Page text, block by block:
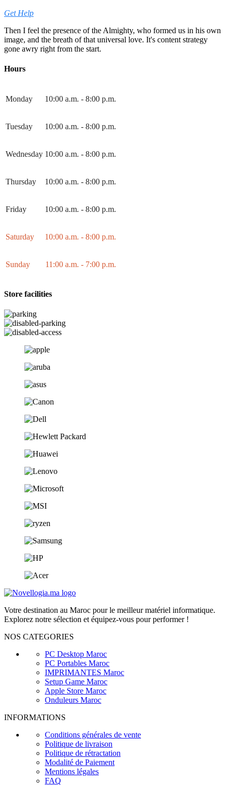
Get Help
Then I feel the presence of the Almighty, who formed us in his own
image, and the breath of that universal love. It's content strategy
gone awry right from the start.
Hours
Monday 10:00 a.m. - 8:00 p.m.
Tuesday 10:00 a.m. - 8:00 p.m.
Wednesday 10:00 a.m. - 8:00 p.m.
Thursday 10:00 a.m. - 8:00 p.m.
Friday 10:00 a.m. - 8:00 p.m.
Saturday 10:00 a.m. - 8:00 p.m.
Sunday 11:00 a.m. - 7:00 p.m.
Store facilities
Votre destination au Maroc pour le meilleur matériel informatique.
Explorez notre sélection et équipez-vous pour performer !
NOS CATEGORIES
PC Desktop Maroc
PC Portables Maroc
IMPRIMANTES Maroc
Setup Game Maroc
Apple Store Maroc
Onduleurs Maroc
INFORMATIONS
Conditions générales de vente
Politique de livraison
Politique de rétractation
Modalité de Paiement
Mentions légales
FAQ